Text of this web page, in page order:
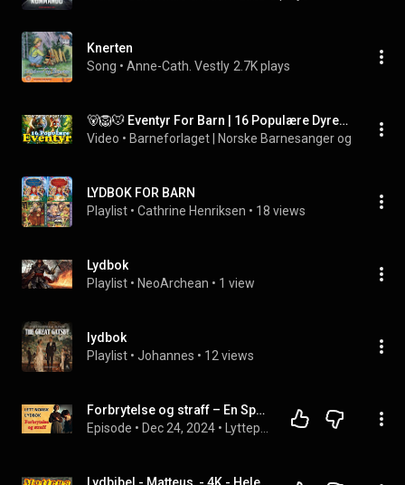
Knerten
Song • Anne-Cath. Vestly 2.7K plays
🐻🦁🐭 Eventyr For Barn | 16 Populære Dyre-Eventyr Med Bilder | 48 Minutter | Barneforlaget
Video • Barneforlaget | Norske Barnesanger og Eventyr
LYDBOK FOR BARN
Playlist • Cathrine Henriksen • 18 views
Lydbok
Playlist • NeoArchean • 1 view
lydbok
Playlist • Johannes • 12 views
Forbrytelse og straff – En Spennende Roman || Norsk lydbok || A2-B1 Nivå
Episode • Dec 24, 2024 •